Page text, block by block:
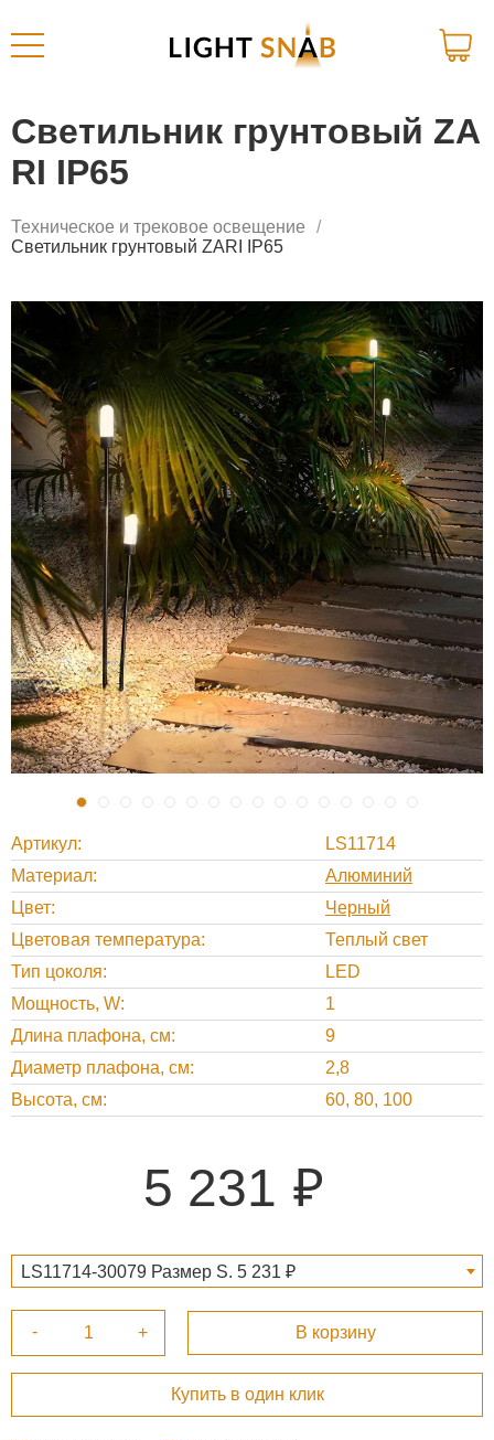
Светильник грунтовый ZA
RI IP65
Техническое и трековое освещение
Светильник грунтовый ZARI IP65
Артикул
LS11714
Материал
Алюминий
Цвет
Черный
Цветовая температура
Теплый свет
Тип цоколя
LED
Мощность, W
1
Длина плафона, см
9
Диаметр плафона, см
2,8
Высота, см
60, 80, 100
5 231
LS11714-30079 Размер S. 5 231 ₽